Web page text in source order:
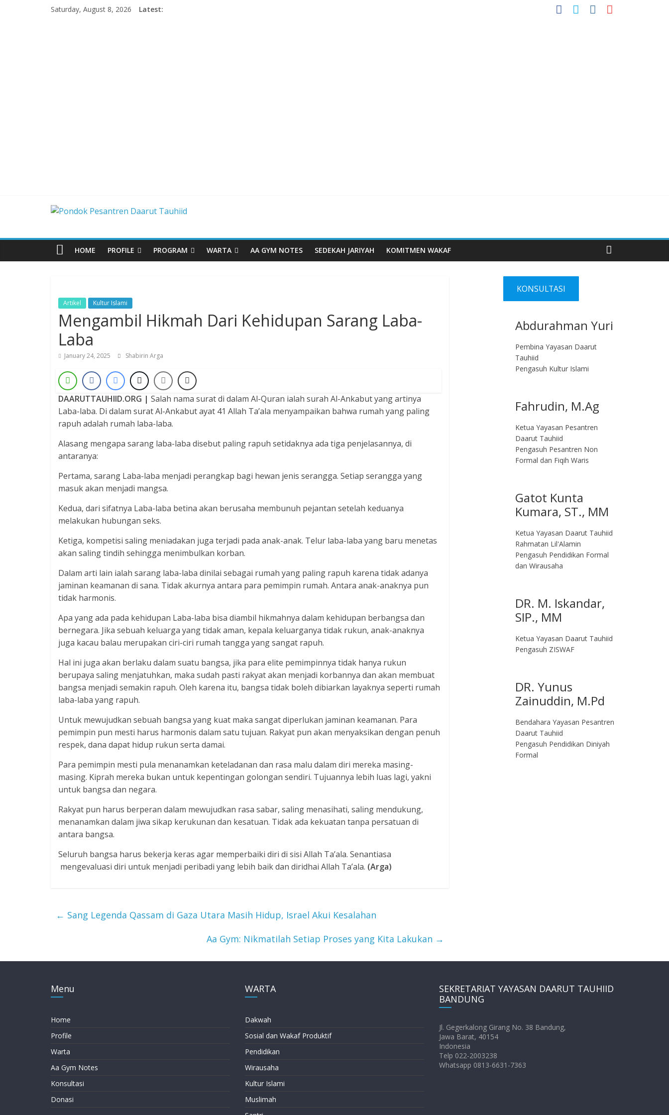
Saturday, August 8, 2026 Latest:
Pondok
Pesantren
Tauhiid
Dzikir,
Fikir,
Ikhtiar
HOME PROFILE PROGRAM WARTA AA GYM NOTES SEDEKAH JARIYAH KOMITMEN WAKAF
Artikel Kultur Islami
Mengambil Hikmah Dari Kehidupan Sarang Laba-
Laba
January 24, 2025 Shabirin Arga
DAARUTTAUHIID.ORG | Salah nama surat di dalam Al-Quran ialah surah Al-Ankabut yang artinya
Laba-laba. Di dalam surat Al-Ankabut ayat 41 Allah Ta’ala menyampaikan bahwa rumah yang paling
rapuh adalah rumah laba-laba.
Alasang mengapa sarang laba-laba disebut paling rapuh setidaknya ada tiga penjelasannya, di
antaranya:
Pertama, sarang Laba-laba menjadi perangkap bagi hewan jenis serangga. Setiap serangga yang
masuk akan menjadi mangsa.
Kedua, dari sifatnya Laba-laba betina akan berusaha membunuh pejantan setelah keduanya
melakukan hubungan seks.
Ketiga, kompetisi saling meniadakan juga terjadi pada anak-anak. Telur laba-laba yang baru menetas
akan saling tindih sehingga menimbulkan korban.
Dalam arti lain ialah sarang laba-laba dinilai sebagai rumah yang paling rapuh karena tidak adanya
jaminan keamanan di sana. Tidak akurnya antara para pemimpin rumah. Antara anak-anaknya pun
tidak harmonis.
Apa yang ada pada kehidupan Laba-laba bisa diambil hikmahnya dalam kehidupan berbangsa dan
bernegara. Jika sebuah keluarga yang tidak aman, kepala keluarganya tidak rukun, anak-anaknya
juga kacau balau merupakan ciri-ciri rumah tangga yang sangat rapuh.
Hal ini juga akan berlaku dalam suatu bangsa, jika para elite pemimpinnya tidak hanya rukun
berupaya saling menjatuhkan, maka sudah pasti rakyat akan menjadi korbannya dan akan membuat
bangsa menjadi semakin rapuh. Oleh karena itu, bangsa tidak boleh dibiarkan layaknya seperti rumah
laba-laba yang rapuh.
Untuk mewujudkan sebuah bangsa yang kuat maka sangat diperlukan jaminan keamanan. Para
pemimpin pun mesti harus harmonis dalam satu tujuan. Rakyat pun akan menyaksikan dengan penuh
respek, dana dapat hidup rukun serta damai.
Para pemimpin mesti pula menanamkan keteladanan dan rasa malu dalam diri mereka masing-
masing. Kiprah mereka bukan untuk kepentingan golongan sendiri. Tujuannya lebih luas lagi, yakni
untuk bangsa dan negara.
Rakyat pun harus berperan dalam mewujudkan rasa sabar, saling menasihati, saling mendukung,
menanamkan dalam jiwa sikap kerukunan dan kesatuan. Tidak ada kekuatan tanpa persatuan di
antara bangsa.
Seluruh bangsa harus bekerja keras agar memperbaiki diri di sisi Allah Ta’ala. Senantiasa
mengevaluasi diri untuk menjadi peribadi yang lebih baik dan diridhai Allah Ta’ala. (Arga)
← Sang Legenda Qassam di Gaza Utara Masih Hidup, Israel Akui Kesalahan
Aa Gym: Nikmatilah Setiap Proses yang Kita Lakukan →
KONSULTASI
Abdurahman Yuri
Pembina Yayasan Daarut
Tauhiid
Pengasuh Kultur Islami
Fahrudin, M.Ag​
Ketua Yayasan Pesantren
Daarut Tauhiid
Pengasuh Pesantren Non
Formal dan Fiqih Waris
Gatot Kunta
Kumara, ST., MM
Ketua Yayasan Daarut Tauhiid
Rahmatan Lil'Alamin
Pengasuh Pendidikan Formal
dan Wirausaha
DR. M. Iskandar,
SIP., MM
Ketua Yayasan Daarut Tauhiid
Pengasuh ZISWAF
DR. Yunus
Zainuddin, M.Pd
Bendahara Yayasan Pesantren
Daarut Tauhiid
Pengasuh Pendidikan Diniyah
Formal
Menu
Home
Profile
Warta
Aa Gym Notes
Konsultasi
Donasi
WARTA
Dakwah
Sosial dan Wakaf Produktif
Pendidikan
Wirausaha
Kultur Islami
Muslimah
SEKRETARIAT YAYASAN DAARUT TAUHIID
BANDUNG
Jl. Gegerkalong Girang No. 38 Bandung,
Jawa Barat, 40154
Indonesia
Telp 022-2003238
Whatsapp 0813-6631-7363